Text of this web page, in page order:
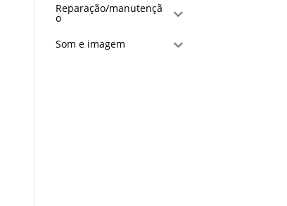
Reparação/manutençã
o
Som e imagem